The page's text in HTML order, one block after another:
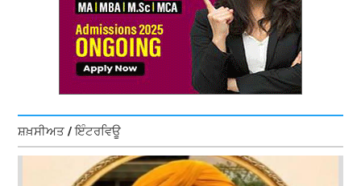
ਸ਼ਖ਼ਸੀਅਤ / ਇੰਟਰਵਿਊ